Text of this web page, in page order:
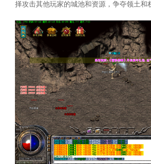
择攻击其他玩家的城池和资源，争夺领土和